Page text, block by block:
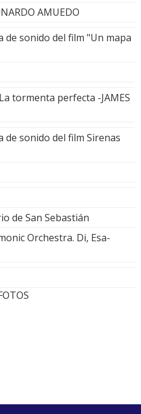
AMUEDO
de sonido del film "Un mapa
tormenta perfecta -JAMES
de sonido del film Sirenas
de San Sebastián
Orchestra. Di, Esa-